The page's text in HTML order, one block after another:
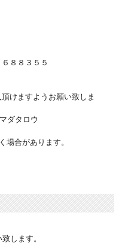
８８３５５
けますようお願い致しま
ダタロウ
場合があります。
します。